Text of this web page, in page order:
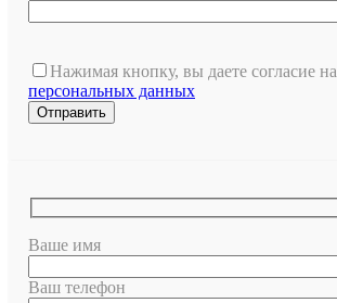
Нажимая кнопку, вы даете согласие на
персональных данных
Ваше имя
Ваш телефон